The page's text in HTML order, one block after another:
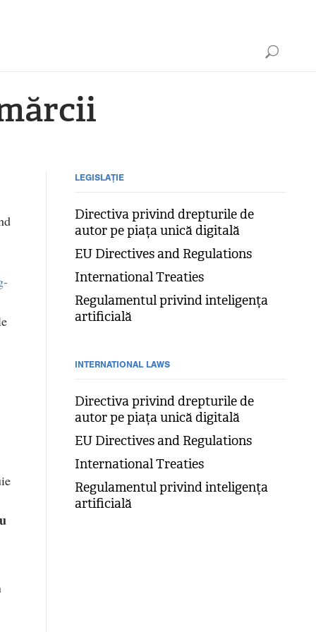
LEGISLAȚIE
Directiva privind drepturile de
autor pe piața unică digitală
EU Directives and Regulations
International Treaties
Regulamentul privind inteligența
artificială
INTERNATIONAL LAWS
Directiva privind drepturile de
autor pe piața unică digitală
EU Directives and Regulations
International Treaties
Regulamentul privind inteligența
artificială